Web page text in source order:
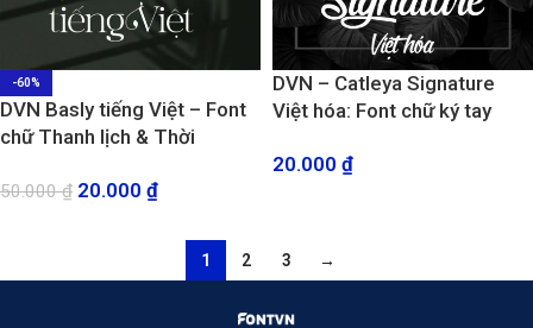
-60%
DVN Basly tiếng Việt – Font
chữ Thanh lịch & Thời
50.000₫ 20.000 ₫
DVN – Catleya Signature
Việt hóa: Font chữ ký tay
20.000 ₫
1 2 3 →